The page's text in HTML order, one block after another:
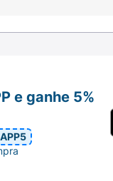
e ganhe 5%
APP5